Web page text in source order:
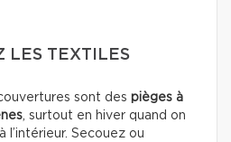
LES TEXTILES
sont des pièges à
, surtout en hiver quand on
l’intérieur. Secouez ou